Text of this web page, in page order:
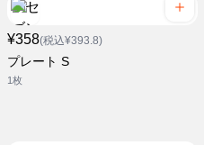
¥358(税込¥393.8)
プレート S
1枚